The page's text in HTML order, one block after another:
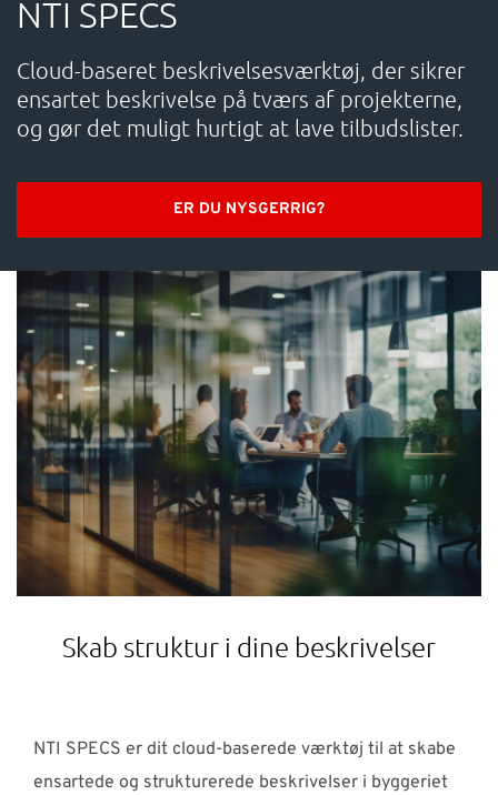
SUPPORT
WEBSHOP
Kontakt NTI: 70 10 14 00 ( info-dk@nti-group.com
Danmark NTI Group Brasil Deutschland France
España Ireland Ísland Italia Nederland
Norge
Suomi
Sverige UK
NTI SPECS
Cloud-baseret beskrivelsesværktøj, der sikrer
ensartet beskrivelse på tværs af projekterne,
og gør det muligt hurtigt at lave tilbudslister.
ER DU NYSGERRIG?
Skab struktur i dine beskrivelser
NTI SPECS er dit cloud-baserede værktøj til at skabe
ensartede og strukturerede beskrivelser i byggeriet